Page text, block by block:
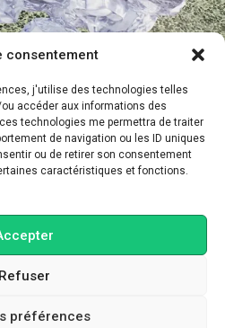
consentement
j'utilise des technologies telles
accéder aux informations des
technologies me permettra de traiter
de navigation ou les ID uniques
ou de retirer son consentement
caractéristiques et fonctions.
Refuser
préférences
MARCHE
moi-même